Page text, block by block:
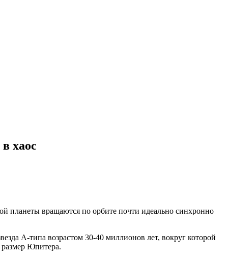
хаос
планеты вращаются по орбите почти идеально синхронно
A-типа возрастом 30-40 миллионов лет, вокруг которой
размер Юпитера.